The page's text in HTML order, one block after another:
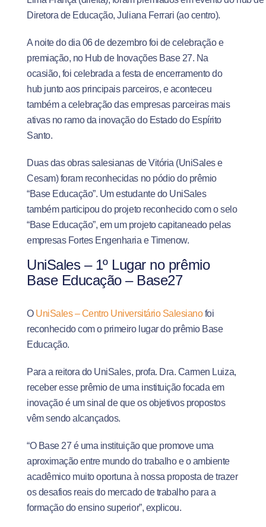
Diretora de Educação, Juliana Ferrari (ao centro).
A noite do dia 06 de dezembro foi de celebração e
premiação, no Hub de Inovações Base 27. Na
ocasião, foi celebrada a festa de encerramento do
hub junto aos principais parceiros, e aconteceu
também a celebração das empresas parceiras mais
ativas no ramo da inovação do Estado do Espírito
Santo.
Duas das obras salesianas de Vitória (UniSales e
Cesam) foram reconhecidas no pódio do prêmio
“Base Educação”. Um estudante do UniSales
também participou do projeto reconhecido com o selo
“Base Educação”, em um projeto capitaneado pelas
empresas Fortes Engenharia e Timenow.
UniSales – 1º Lugar no prêmio
Base Educação – Base27
O UniSales – Centro Universitário Salesianofoi
reconhecido com o primeiro lugar do prêmio Base
Educação.
Para a reitora do UniSales, profa. Dra. Carmen Luiza,
receber esse prêmio de uma instituição focada em
inovação é um sinal de que os objetivos propostos
vêm sendo alcançados.
“O Base 27 é uma instituição que promove uma
aproximação entre mundo do trabalho e o ambiente
acadêmico muito oportuna à nossa proposta de trazer
os desafios reais do mercado de trabalho para a
formação do ensino superior”, explicou.